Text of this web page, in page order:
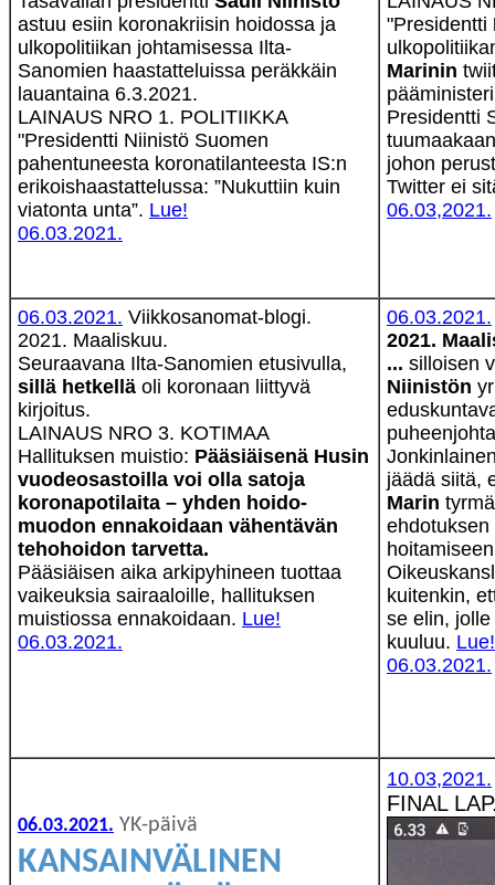
astuu esiin koronakriisin hoidossa ja
ulkopolitiikan johtamisessa Ilta-
Sanomien haastatteluissa peräkkäin
lauantaina 6.3.2021.
LAINAUS NRO 1. POLITIIKKA
"Presidentti Niinistö Suomen
pahentuneesta korona­tilanteesta IS:n
erikois­haastattelussa: ”Nukuttiin kuin
viatonta unta”. Lue!
06.03.2021.
"Presidentti
Marinin
Presidentti
johon
Twitter ei
06.03,2021.
06.03.2021. Viikkosanomat-blogi.
2021. Maaliskuu.
Seuraavana Ilta-Sanomien etusivulla,
sillä hetkellä oli koronaan liittyvä
kirjoitus.
LAINAUS NRO 3. KOTIMAA
Hallituksen muistio: Pääsiäisenä Husin
vuode­osastoilla voi olla satoja
korona­potilaita – yhden hoido­
muodon ennakoidaan vähentävän
teho­hoidon tarvetta.
Pääsiäisen aika arkipyhineen tuottaa
vaikeuksia sairaaloille, hallituksen
muistiossa ennakoidaan. Lue!
06.03.2021.
06.03.2021.
2021.
... silloisen
Niinistön
jäädä siitä,
Marin
kuitenkin,
se elin,
kuuluu. Lue!
06.03.2021.
06.03.2021. YK-päivä
KANSAINVÄLINEN
10.03,2021.
FINAL